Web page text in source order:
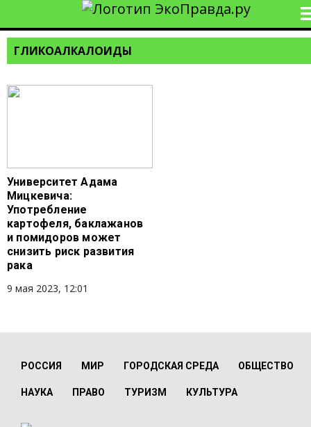
ГЛИКОАЛКАЛОИДЫ
Университет Адама
Мицкевича:
Употребление
картофеля, баклажанов
и помидоров может
снизить риск развития
рака
9 мая 2023, 12:01
РОССИЯ МИР ГОРОДСКАЯ СРЕДА ОБЩЕСТВО
НАУКА ПРАВО ТУРИЗМ КУЛЬТУРА